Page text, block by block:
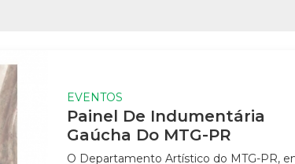
Painel De Indumentária
Gaúcha Do MTG-PR
O Departamento Artístico do MTG-PR, em